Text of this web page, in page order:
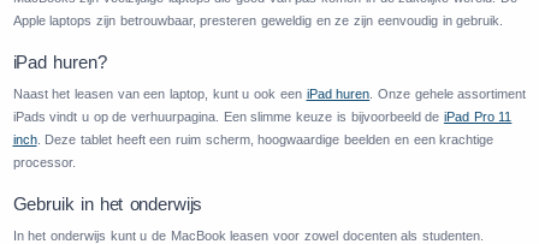
Apple laptops zijn betrouwbaar, presteren geweldig en ze zijn eenvoudig in gebruik.
iPad huren?
Naast het leasen van een laptop, kunt u ook een iPad huren . Onze gehele assortiment
iPads vindt u op de verhuurpagina. Een slimme keuze is bijvoorbeeld de iPad Pro 11
inch. Deze tablet heeft een ruim scherm, hoogwaardige beelden en een krachtige
processor.
Gebruik in het onderwijs
In het onderwijs kunt u de MacBook leasen voor zowel docenten als studenten.